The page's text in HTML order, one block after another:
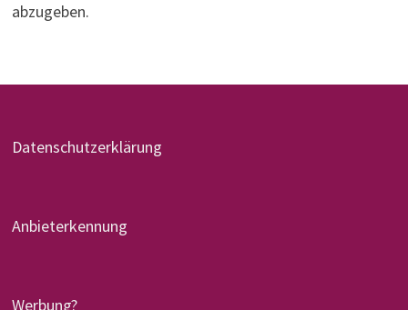
abzugeben.
Datenschutzerklärung
Anbieterkennung
Werbung?